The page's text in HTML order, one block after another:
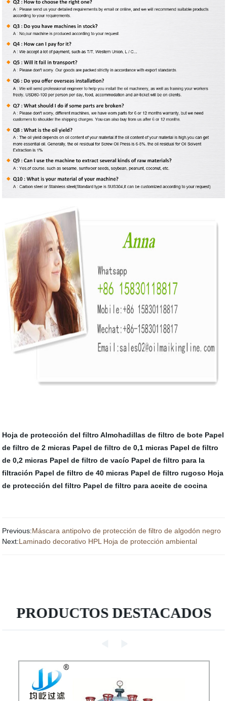
Hoja de protección del filtro Almohadillas de filtro de bote Papel
de filtro de 2 micras Papel de filtro de 0,1 micras Papel de filtro
de 0,2 micras Papel de filtro de vacío Papel de filtro para la
filtración Papel de filtro de 40 micras Papel de filtro rugoso Hoja
de protección del filtro Papel de filtro para aceite de cocina
Previous:Máscara antipolvo de protección de filtro de algodón negro
Next:Laminado decorativo HPL Hoja de protección ambiental
PRODUCTOS DESTACADOS